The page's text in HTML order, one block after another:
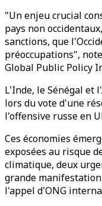
"Un enjeu crucial
pays non
sanctions, que
préoccupations",
Global Public Policy
L'Inde, le Sénégal et
lors du vote d'une
l'offensive russe en
Ces économies
exposées au risque
climatique, deux
grande
l'appel d'ONG